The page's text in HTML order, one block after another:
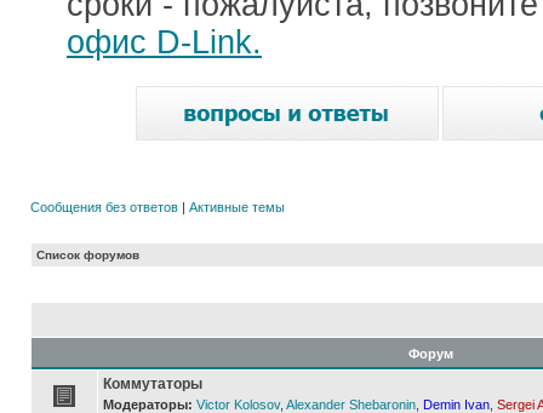
офис D-Link.
Сообщения без ответов | Активные темы
Список форумов
Форум
Коммутаторы
Модераторы: Victor Kolosov, Alexander Shebaronin Demin Ivan Sergei